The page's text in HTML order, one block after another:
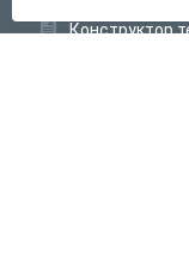
Конструктор